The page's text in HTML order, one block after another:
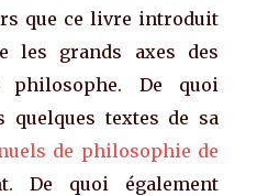
que ce livre introduit
les grands axes des
De quoi
quelques textes de sa
de philosophie de
De quoi également